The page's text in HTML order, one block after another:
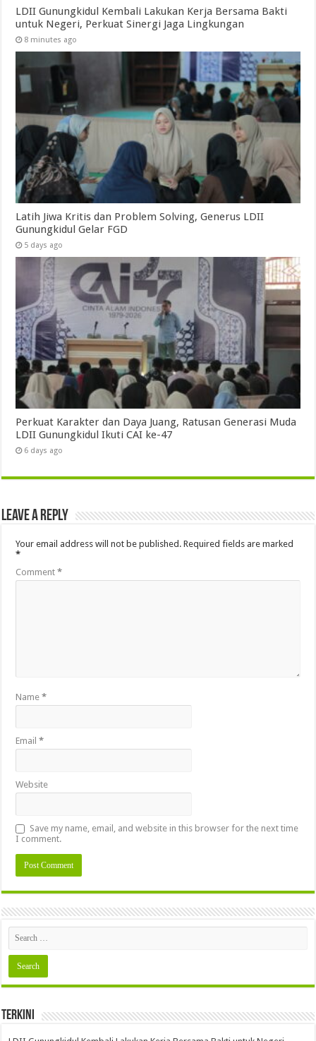
LDII Gunungkidul Kembali Lakukan Kerja Bersama Bakti
untuk Negeri, Perkuat Sinergi Jaga Lingkungan
8 minutes ago
Latih Jiwa Kritis dan Problem Solving, Generus LDII
Gunungkidul Gelar FGD
5 days ago
Perkuat Karakter dan Daya Juang, Ratusan Generasi Muda
LDII Gunungkidul Ikuti CAI ke-47
6 days ago
Leave a Reply
Your email address will not be published. Required fields are marked
*
Comment*
Name*
Email*
Website
Save my name, email, and website in this browser for the next time
I comment.
Terkini